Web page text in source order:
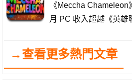
《Meccha
月 PC 收入超越《英雄
→查看更多熱門文章